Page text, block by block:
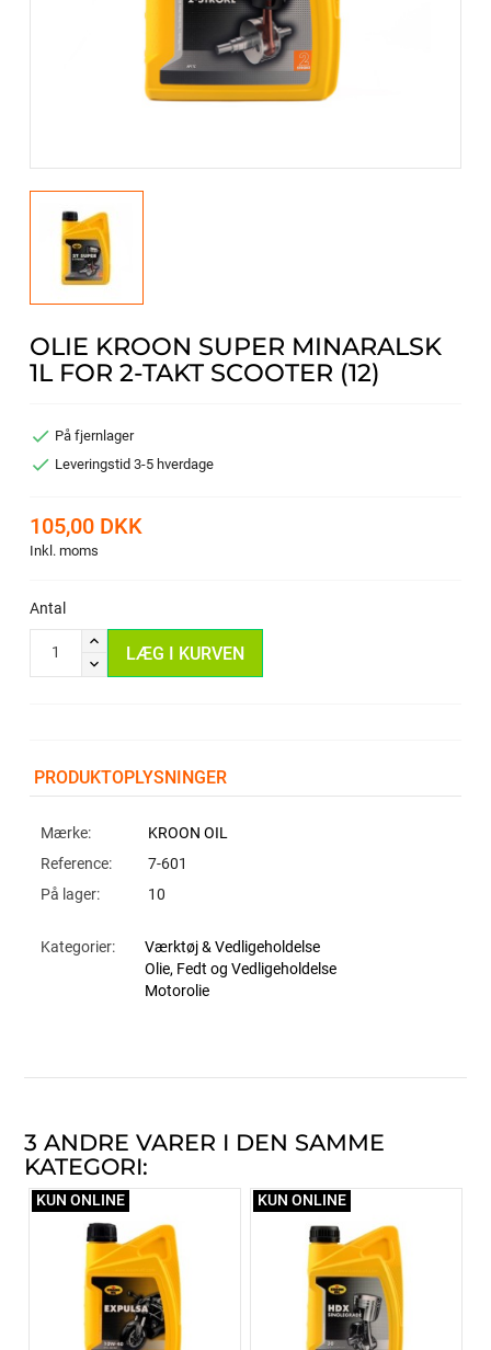
OLIE KROON SUPER MINARALSK
1L FOR 2-TAKT SCOOTER (12)
 På fjernlager
 Leveringstid 3-5 hverdage
105,00 DKK
Inkl. moms
Antal
LÆG I KURVEN
PRODUKTOPLYSNINGER
Mærke:
KROON OIL
Reference:
7-601
På lager:
10
Kategorier:
Værktøj & Vedligeholdelse
Olie, Fedt og Vedligeholdelse
Motorolie
3 ANDRE VARER I DEN SAMME
KATEGORI:
KUN ONLINE KUN ONLINE